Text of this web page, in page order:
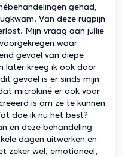
gehad,
Van deze rugpijn
Mijn vraag aan jullie
waar
gevoel van diepe
later kreeg ik ook door
gevoel is er sinds mijn
microkiné er ook voor
is om ze te kunnen
doe ik nu het best?
en deze behandeling
dagen uitwerken en
zeker wel, emotioneel,